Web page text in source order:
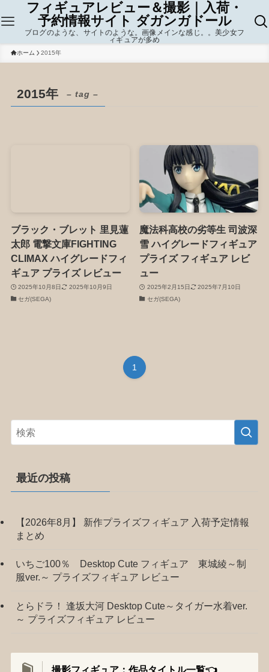
フィギュアレビュー＆撮影｜入荷・
予約情報サイト ダガンガドール
ブログのような、サイトのような。画像メインな感じ。。美少女フ
ィギュアが多め
ホーム 2015年
2015年 – tag –
ブラック・ブレット 里見蓮
太郎 電撃文庫FIGHTING
CLIMAX ハイグレードフィ
ギュア プライズ レビュー
2025年10月8日
2025年10月9日
セガ(SEGA)
魔法科高校の劣等生 司波深
雪 ハイグレードフィギュア
プライズ フィギュア レビ
ュー
2025年2月15日
2025年7月10日
セガ(SEGA)
1
最近の投稿
【2026年8月】 新作プライズフィギュア 入荷予定情報
まとめ
いちご100％ Desktop Cute フィギュア 東城綾～制
服ver.～ プライズフィギュア レビュー
とらドラ！ 逢坂大河 Desktop Cute～タイガー水着ver.
～ プライズフィギュア レビュー
撮影フィギュア：作品タイトル一覧👈️